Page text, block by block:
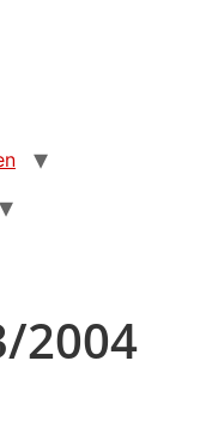
2004